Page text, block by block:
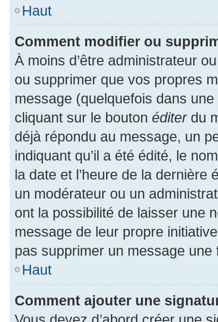
Haut
Comment modifier ou
À moins d’être administrateur
ou supprimer que vos propres
message (quelquefois dans
cliquant sur le bouton éditerdu
déjà répondu au message, un
indiquant qu’il a été édité, le
la date et l’heure de la dernière
un modérateur ou un
ont la possibilité de laisser une
message de leur propre
pas supprimer un message une
Haut
Comment ajouter une